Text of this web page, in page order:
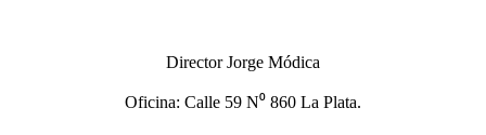
Director Jorge Módica
Oficina: Calle 59 N⁰ 860 La Plata.